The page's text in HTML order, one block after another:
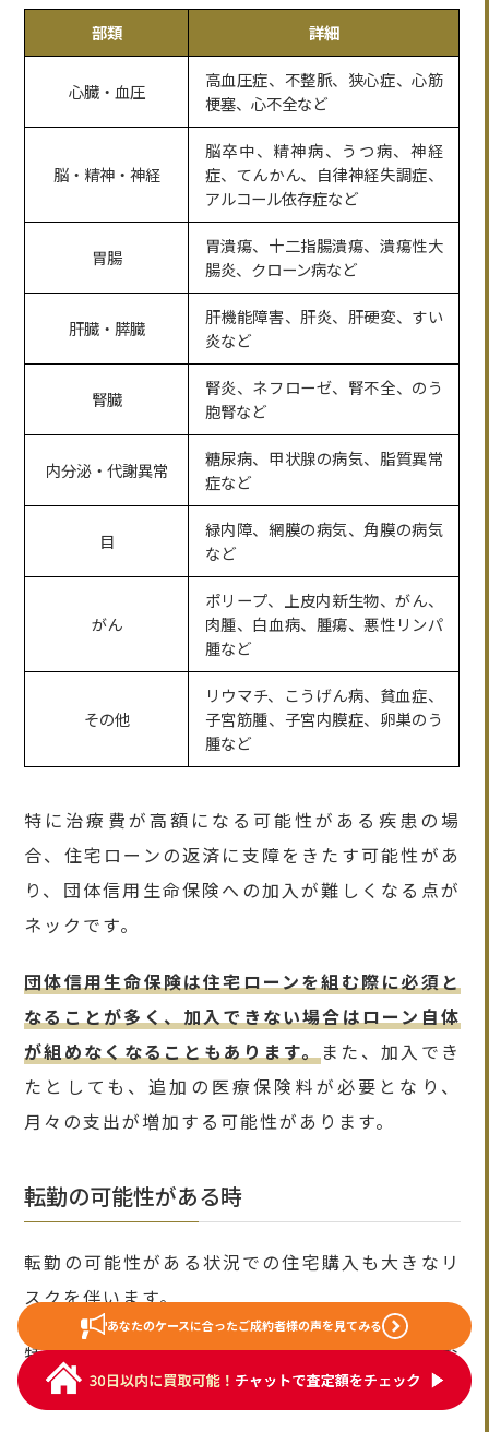
部類 詳細
心臓・血圧
高血圧症、不整脈、狭心症、心筋
梗塞、心不全など
脳・精神・神経
脳卒中、精神病、うつ病、神経
症、てんかん、自律神経失調症、
アルコール依存症など
胃腸
胃潰瘍、十二指腸潰瘍、潰瘍性大
腸炎、クローン病など
肝臓・膵臓
肝機能障害、肝炎、肝硬変、すい
炎など
腎臓
腎炎、ネフローゼ、腎不全、のう
胞腎など
内分泌・代謝異常
糖尿病、甲状腺の病気、脂質異常
症など
目
緑内障、網膜の病気、角膜の病気
など
がん
ポリープ、上皮内新生物、がん、
肉腫、白血病、腫瘍、悪性リンパ
腫など
その他
リウマチ、こうげん病、貧血症、
子宮筋腫、子宮内膜症、卵巣のう
腫など
特に治療費が高額になる可能性がある疾患の場
合、住宅ローンの返済に支障をきたす可能性があ
り、団体信用生命保険への加入が難しくなる点が
ネックです。
団体信用生命保険は住宅ローンを組む際に必須と
なることが多く、加入できない場合はローン自体
が組めなくなることもあります。また、加入でき
たとしても、追加の医療保険料が必要となり、
月々の支出が増加する可能性があります。
転勤の可能性がある時
転勤の可能性がある状況での住宅購入も大きなリ
スクを伴います。
特に、勤務地が変更になった場合、以下のような
問題が発生する可能性がネックです。
あなたのケースに合ったご成約者様の声を見てみる